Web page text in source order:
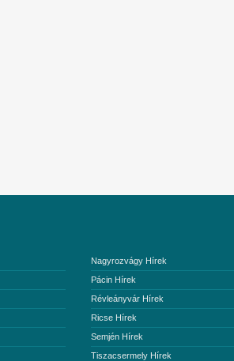
Nagyrozvágy Hírek
Pácin Hírek
Révleányvár Hírek
Ricse Hírek
Semjén Hírek
Tiszacsermely Hírek